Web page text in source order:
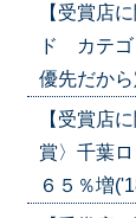
【受賞店
ド カテゴ
優先だか
【受賞店
賞〉千葉
６５％増